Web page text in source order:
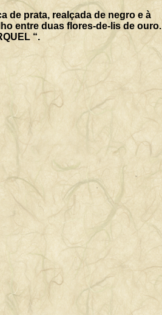
de prata, realçada de negro e à
entre duas flores-de-lis de ouro.
“.